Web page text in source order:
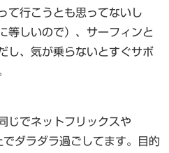
て行こうとも思ってないし
等しいので）、サーフィンと
し、気が乗らないとすぐサボ
じでネットフリックスや
ダラダラ過ごしてます。目的